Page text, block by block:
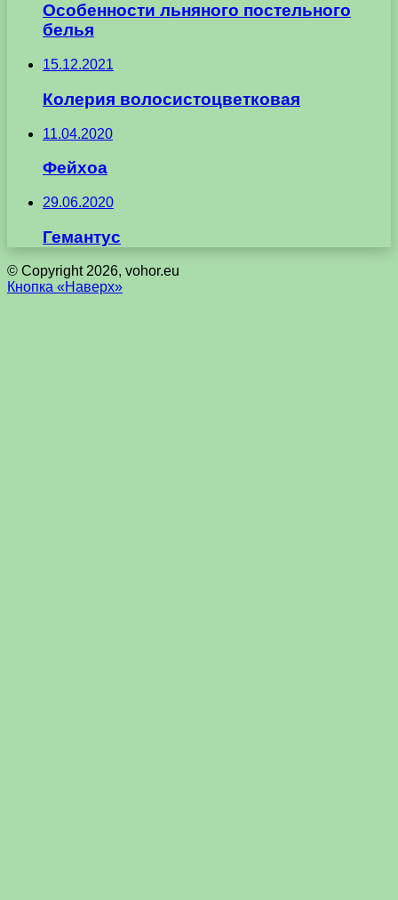
Особенности льняного постельного
белья
15.12.2021
Колерия волосистоцветковая
11.04.2020
Фейхоа
29.06.2020
Гемантус
© Copyright 2026, vohor.eu
Кнопка «Наверх»